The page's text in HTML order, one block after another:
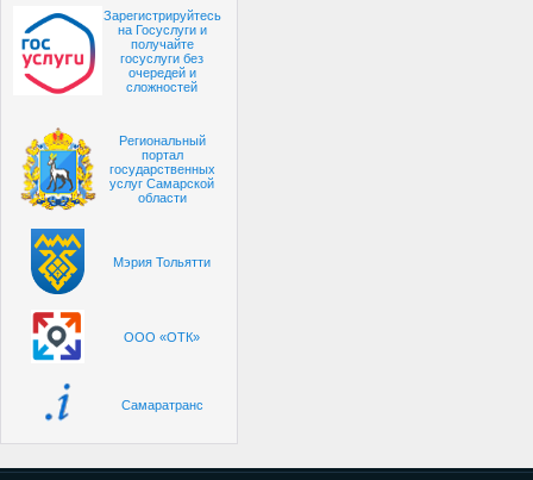
Зарегистрируйтесь
на Госуслуги и
получайте
госуслуги без
очередей и
сложностей
Региональный
портал
государственных
услуг Самарской
области
Мэрия Тольятти
ООО «ОТК»
Самаратранс